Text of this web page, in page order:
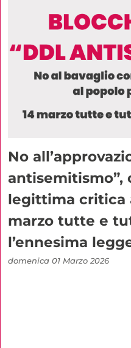
No
antisemitismo”,
legittima critica
marzo tutte e
l’ennesima
domenica 01 Marzo 2026